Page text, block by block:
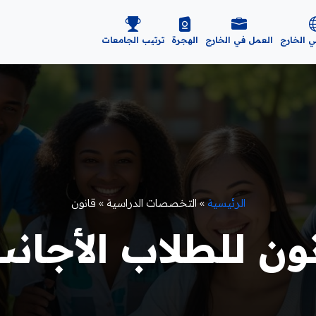
الخارج العمل في الخارج الهجرة ترتيب الجامعات
الرئيسية » التخصصات الدراسية » قانون
للطلاب الأجانب